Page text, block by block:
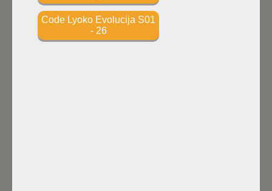
Code Lyoko Evolucija S01
- 26